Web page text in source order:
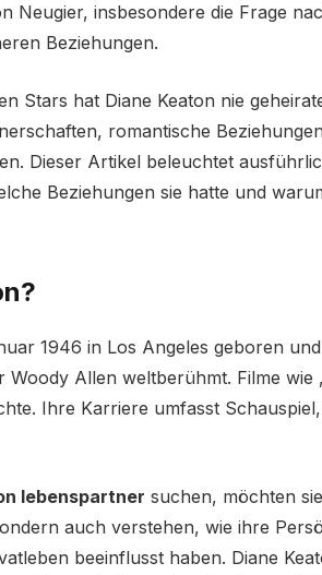
Neugier, insbesondere die Frage
Beziehungen.
Stars hat Diane Keaton nie
romantische
Dieser Artikel beleuchtet
Beziehungen sie hatte und
1946 in Los Angeles geboren
Woody Allen weltberühmt. Filme wie
Ihre Karriere umfasst
lebenspartner suchen, möchten
auch verstehen, wie ihre
beeinflusst haben. Diane